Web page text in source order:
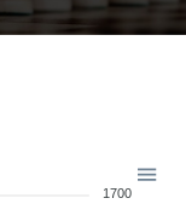
1700